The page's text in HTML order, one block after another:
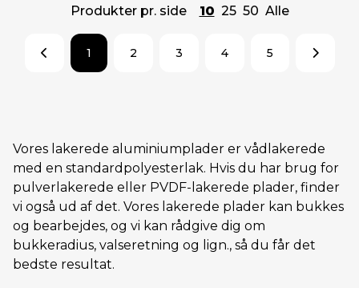
Produkter pr. side
10 25 50 Alle
1 2 3 4 5
Vores lakerede aluminiumplader er vådlakerede
med en standardpolyesterlak. Hvis du har brug for
pulverlakerede eller PVDF-lakerede plader, finder
vi også ud af det. Vores lakerede plader kan bukkes
og bearbejdes, og vi kan rådgive dig om
bukkeradius, valseretning og lign., så du får det
bedste resultat.